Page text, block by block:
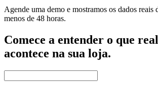
Agende uma demo e mostramos os dados reais
menos de 48 horas.
Comece a entender o que
acontece na sua loja.